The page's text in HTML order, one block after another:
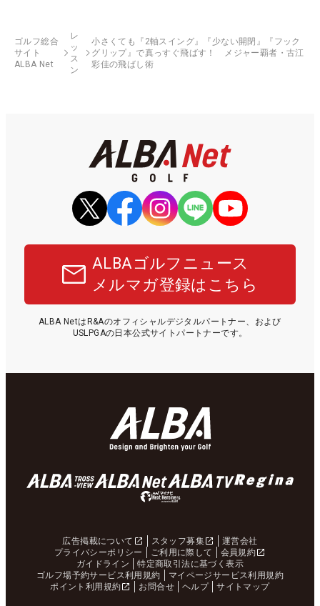
ゴルフ総合
サイト
ALBA Net
レ
ッ
ス
ン
小さくても『2軸スイング』『少ない開閉』『フック
グリップ』で真っすぐ飛ばす！ メジャー覇者・古江
彩佳の飛ばし術
ALBAゴルフニュース
メルマガ登録はこちら
ALBA NetはR&Aのオフィシャルデジタルパートナー、および
USLPGAの日本公式サイトパートナーです。
広告掲載について スタッフ募集
運営会社
プライバシーポリシー
ご利用に際して
会員規約
ガイドライン
特定商取引法に基づく表示
ゴルフ場予約サービス利用規約
マイページサービス利用規約
ポイント利用規約
お問合せ ヘルプ サイトマップ